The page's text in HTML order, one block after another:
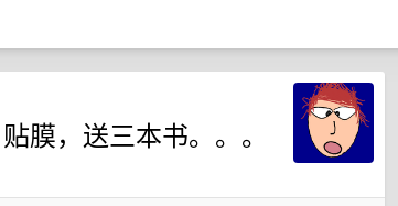
膜，送三本书。。。